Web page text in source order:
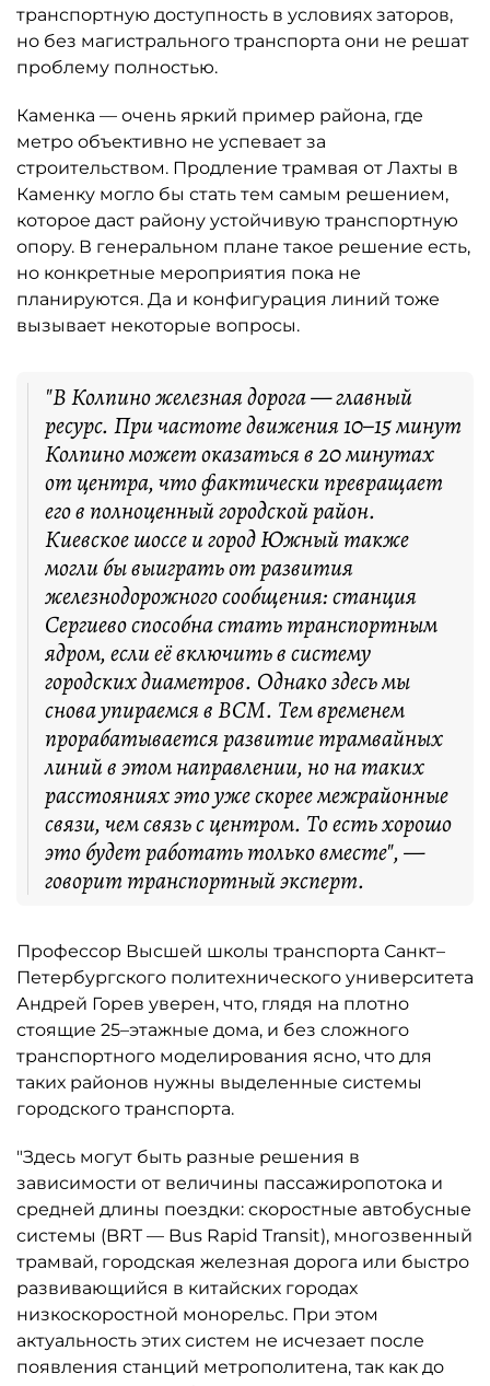
транспортную доступность в условиях заторов,
но без магистрального транспорта они не решат
проблему полностью.
Каменка — очень яркий пример района, где
метро объективно не успевает за
строительством. Продление трамвая от Лахты в
Каменку могло бы стать тем самым решением,
которое даст району устойчивую транспортную
опору. В генеральном плане такое решение есть,
но конкретные мероприятия пока не
планируются. Да и конфигурация линий тоже
вызывает некоторые вопросы.
"В Колпино железная дорога — главный
ресурс. При частоте движения 10–15 минут
Колпино может оказаться в 20 минутах
от центра, что фактически превращает
его в полноценный городской район.
Киевское шоссе и город Южный также
могли бы выиграть от развития
железнодорожного сообщения: станция
Сергиево способна стать транспортным
ядром, если её включить в систему
городских диаметров. Однако здесь мы
снова упираемся в ВСМ. Тем временем
прорабатывается развитие трамвайных
линий в этом направлении, но на таких
расстояниях это уже скорее межрайонные
связи, чем связь с центром. То есть хорошо
это будет работать только вместе", —
говорит транспортный эксперт.
Профессор Высшей школы транспорта Санкт–
Петербургского политехнического университета
Андрей Горев уверен, что, глядя на плотно
стоящие 25–этажные дома, и без сложного
транспортного моделирования ясно, что для
таких районов нужны выделенные системы
городского транспорта.
"Здесь могут быть разные решения в
зависимости от величины пассажиропотока и
средней длины поездки: скоростные автобусные
системы (BRT — Bus Rapid Transit), многозвенный
трамвай, городская железная дорога или быстро
развивающийся в китайских городах
низкоскоростной монорельс. При этом
актуальность этих систем не исчезает после
появления станций метрополитена, так как до